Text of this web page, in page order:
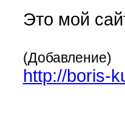
Это мой
(Добавление)
http://boris-